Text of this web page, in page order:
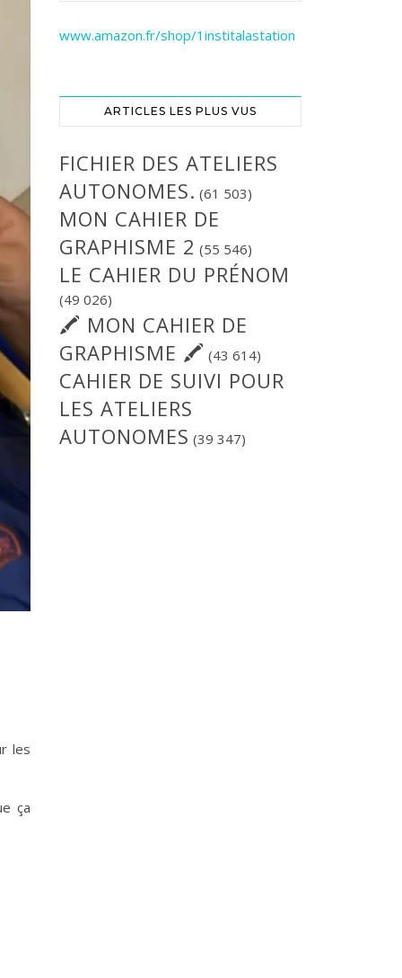
les
ça
www.amazon.fr/shop/1institalastation
ARTICLES LES PLUS VUS
FICHIER DES ATELIERS
AUTONOMES. (61 503)
MON CAHIER DE
GRAPHISME 2 (55 546)
LE CAHIER DU PRÉNOM
(49 026)
🖍 MON CAHIER DE
GRAPHISME 🖍 (43 614)
CAHIER DE SUIVI POUR
LES ATELIERS
AUTONOMES (39 347)